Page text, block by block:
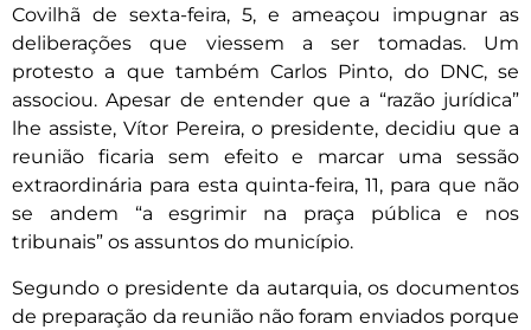
Covilhã de sexta-feira, 5, e ameaçou impugnar as
deliberações que viessem a ser tomadas. Um
protesto a que também Carlos Pinto, do DNC, se
associou. Apesar de entender que a “razão jurídica”
lhe assiste, Vítor Pereira, o presidente, decidiu que a
reunião ficaria sem efeito e marcar uma sessão
extraordinária para esta quinta-feira, 11, para que não
se andem “a esgrimir na praça pública e nos
tribunais” os assuntos do município.
Segundo o presidente da autarquia, os documentos
de preparação da reunião não foram enviados porque